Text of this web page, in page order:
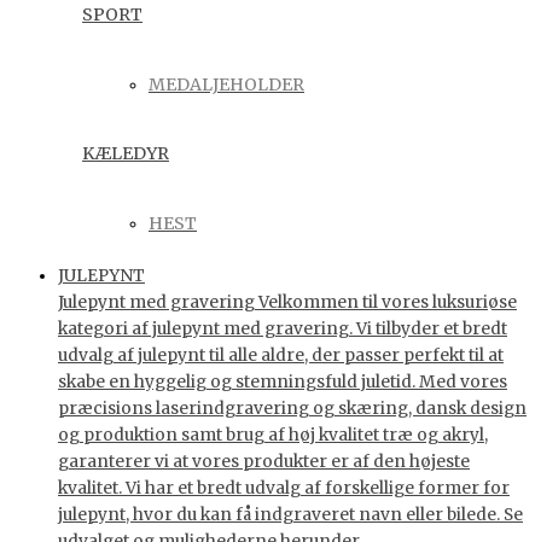
SPORT
MEDALJEHOLDER
KÆLEDYR
HEST
JULEPYNT
Julepynt med gravering Velkommen til vores luksuriøse
kategori af julepynt med gravering. Vi tilbyder et bredt
udvalg af julepynt til alle aldre, der passer perfekt til at
skabe en hyggelig og stemningsfuld juletid. Med vores
præcisions laserindgravering og skæring, dansk design
og produktion samt brug af høj kvalitet træ og akryl,
garanterer vi at vores produkter er af den højeste
kvalitet. Vi har et bredt udvalg af forskellige former for
julepynt, hvor du kan få indgraveret navn eller bilede. Se